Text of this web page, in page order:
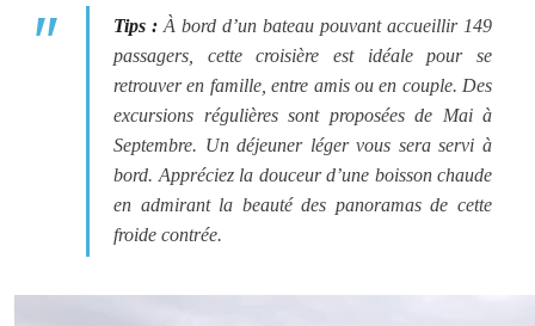
Tips : À bord d’un bateau pouvant accueillir 149
passagers, cette croisière est idéale pour se
retrouver en famille, entre amis ou en couple. Des
excursions régulières sont proposées de Mai à
Septembre. Un déjeuner léger vous sera servi à
bord. Appréciez la douceur d’une boisson chaude
en admirant la beauté des panoramas de cette
froide contrée.